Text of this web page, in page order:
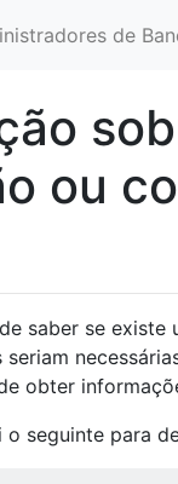
de
ou
saber se existe
seriam
obter
o seguinte para